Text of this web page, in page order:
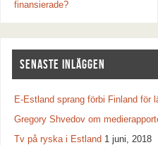
finansierade?
SENASTE INLÄGGEN
E-Estland sprang förbi Finland för
Gregory Shvedov om
Tv på ryska i Estland 1 juni, 2018